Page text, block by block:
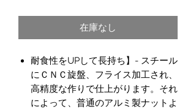
在庫なし
耐食性をUPして長持ち】- スチール
にＣＮＣ旋盤、フライス加工され、
高精度な作りで仕上がります。それ
によって、普通のアルミ製ナットよ